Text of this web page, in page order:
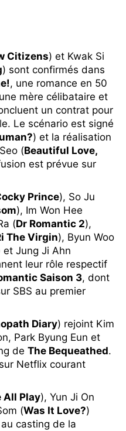
Citizens) et Kwak Si
) sont confirmés dans
, une romance en 50
mère célibataire et
un contrat pour
Le scénario est signé
) et la réalisation
(Beautiful Love,
est prévue sur
Prince), So Ju
), Im Won Hee
(Dr Romantic 2),
The Virgin), Byun Woo
et Jung Ji Ahn
leur rôle respectif
Saison 3, dont
SBS au premier
Diary) rejoint Kim
Park Byung Eun et
de The Bequeathed.
Netflix courant
All Play), Yun Ji On
(Was It Love?)
casting de la